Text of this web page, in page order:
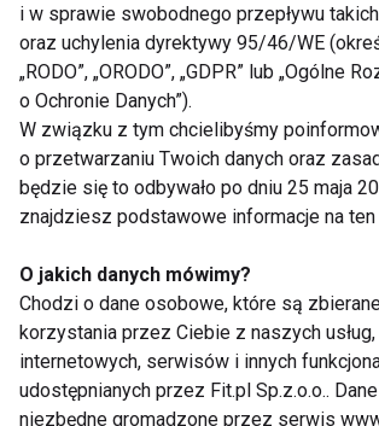
uczucie zmęczenia mimo snu.
5. Odwodnienie
Nawet niewielki deficyt płynów może
senność, bóle głowy i spadek
psychicznej. Jeśli organizm jest
nasilone.
Dobrym nawykiem jest wypicie
po przebudzeniu i regularne
dzień.
i w sprawie swobodnego przepływu
oraz uchylenia dyrektywy 95/46/WE
„RODO”, „ORODO”, „GDPR” lub „Ogólne
o Ochronie Danych”).
W związku z tym chcielibyśmy
o przetwarzaniu Twoich danych oraz
będzie się to odbywało po dniu 25 maja
znajdziesz podstawowe informacje na ten
O jakich danych mówimy?
Chodzi o dane osobowe, które są
korzystania przez Ciebie z naszych
internetowych, serwisów i innych
udostępnianych przez Fit.pl Sp.z.o.o..
niezbędne gromadzone przez serwis